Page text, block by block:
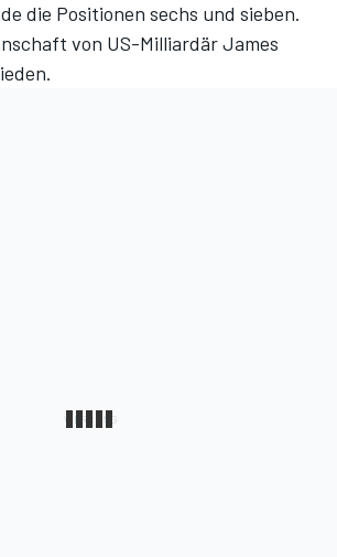
die Positionen sechs und sieben.
von US-Milliardär James